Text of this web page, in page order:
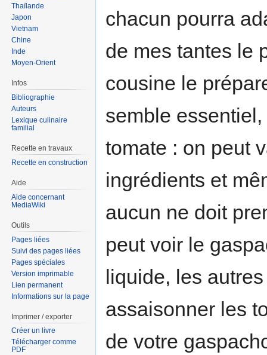
chacun pourra
de mes tantes le
cousine le
semble
tomate : on peut
ingrédients et
aucun ne doit
peut voir le
liquide, les
assaisonner les
de votre
Thaïlande
Japon
Vietnam
Chine
Inde
Moyen-Orient
Infos
Bibliographie
Auteurs
Lexique culinaire
familial
Recette en travaux
Recette en construction
Aide
Aide concernant
MediaWiki
Outils
Pages liées
Suivi des pages liées
Pages spéciales
Version imprimable
Lien permanent
Informations sur la page
Imprimer / exporter
Créer un livre
Télécharger comme
PDF